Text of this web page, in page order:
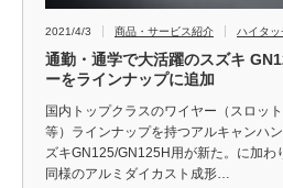
2021/4/3 商品・サービス紹介 ハイタ
通勤・通学で大活躍のスズキ
ーをラインナップに追加
国内トップクラスのワイヤー（スロッ
等）ラインナップを持つアルキャンハ
ズキGN125/GN125H用が新た。に加わ
同様のアルミダイカスト成形…